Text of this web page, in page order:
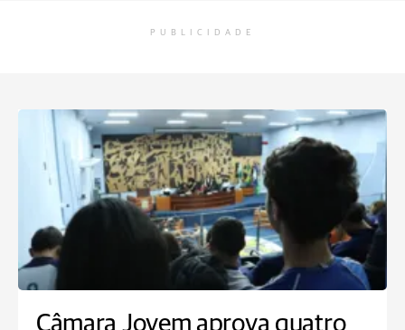
PUBLICIDADE
Câmara Jovem aprova quatro